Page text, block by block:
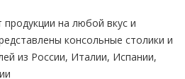
на любой вкус и
консольные столики и
из России, Италии, Испании,